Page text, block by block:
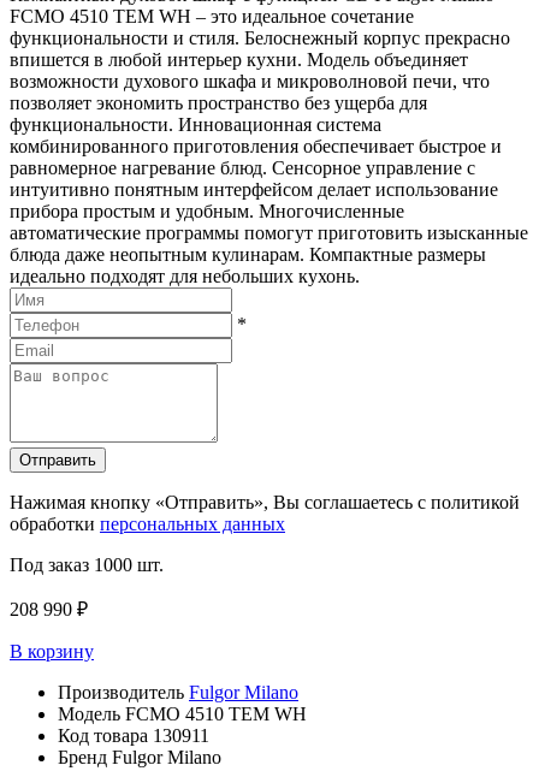
FCMO 4510 TEM WH – это идеальное сочетание
функциональности и стиля. Белоснежный корпус прекрасно
впишется в любой интерьер кухни. Модель объединяет
возможности духового шкафа и микроволновой печи, что
позволяет экономить пространство без ущерба для
функциональности. Инновационная система
комбинированного приготовления обеспечивает быстрое и
равномерное нагревание блюд. Сенсорное управление с
интуитивно понятным интерфейсом делает использование
прибора простым и удобным. Многочисленные
автоматические программы помогут приготовить изысканные
блюда даже неопытным кулинарам. Компактные размеры
идеально подходят для небольших кухонь.
*
Отправить
Нажимая кнопку «Отправить», Вы соглашаетесь с политикой
обработки персональных данных
Под заказ 1000 шт.
208 990 ₽
В корзину
Производитель Fulgor Milano
Модель FCMO 4510 TEM WH
Код товара 130911
Бренд Fulgor Milano